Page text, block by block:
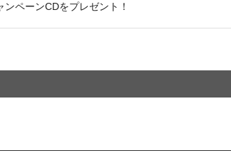
ペーンCDをプレゼント！